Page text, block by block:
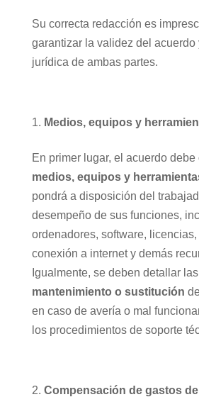
Su correcta redacción es
garantizar la validez del acuerdo
jurídica de ambas partes.
Medios, equipos y
En primer lugar, el acuerdo debe
medios, equipos y
pondrá a disposición del
desempeño de sus funciones,
ordenadores, software,
conexión a internet y demás
Igualmente, se deben detallar las
mantenimiento o sustitución
en caso de avería o mal
los procedimientos de soporte
Compensación de gastos